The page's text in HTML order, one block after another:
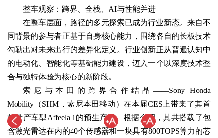
整车观察：跨界、全栈、AI与性能并进
在整车层面，路径的多元探索已成为行业新态。来自不
同背景的参与者正基于自身核心能力，围绕各自的长板技术
勾勒出对未来出行的差异化定义。行业创新正从普遍认知中
的电动化、智能化等基础能力建设，迈入一个以深度技术整
合与独特体验为核心的新阶段。
索尼与本田的跨界合作结晶——Sony Honda
Mobility（SHM，索尼本田移动）在本届CES上带来了其首
款量产车型Affeela 1的预生产版。根据介绍，其共搭载了包
含激光雷达在内的40个传感器和一块具有800TOPS算力的芯